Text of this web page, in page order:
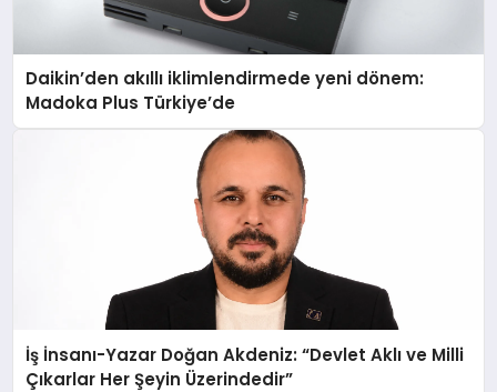
Daikin’den akıllı iklimlendirmede yeni dönem:
Madoka Plus Türkiye’de
İş İnsanı-Yazar Doğan Akdeniz: “Devlet Aklı ve Milli
Çıkarlar Her Şeyin Üzerindedir”